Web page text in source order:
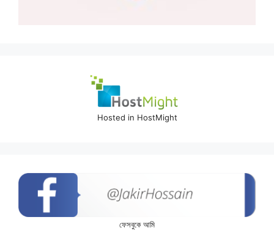
Hosted in HostMight
ফেসবুকে আমি